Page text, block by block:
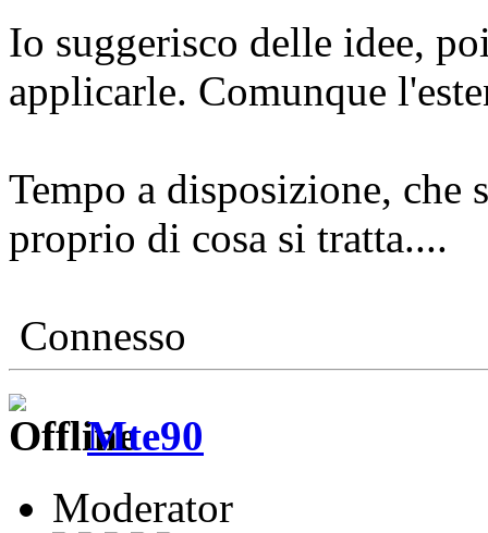
Io suggerisco delle idee,
applicarle. Comunque
Tempo a disposizione, che
proprio di cosa si tratta....
Connesso
Mte90
Moderator